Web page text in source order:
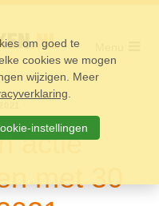
actie
met 30
om goed te
cookies we mogen
wijzigen. Meer
instellingen